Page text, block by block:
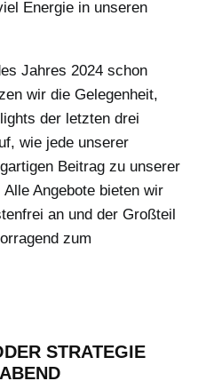
Energie in unseren
Jahres 2024 schon
wir die Gelegenheit,
der letzten drei
wie jede unserer
Beitrag zu unserer
Angebote bieten wir
an und der Großteil
zum
STRATEGIE Z